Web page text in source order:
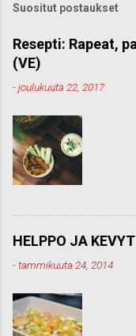
o
m
e
n
t
Suositut postaukset
Resepti: Rapeat,
(VE)
-joulukuuta 22, 2017
HELPPO JA
-tammikuuta 24, 2014